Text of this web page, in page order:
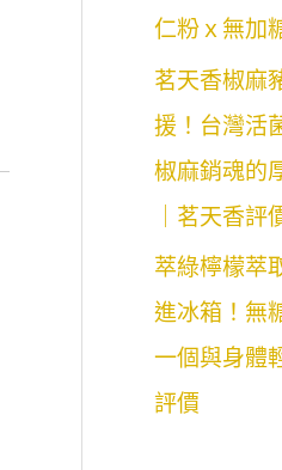
仁粉ｘ無加
茗天香椒麻
援！台灣活
椒麻銷魂的
｜茗天香
萃綠檸檬萃
進冰箱！無
一個與身體
評價